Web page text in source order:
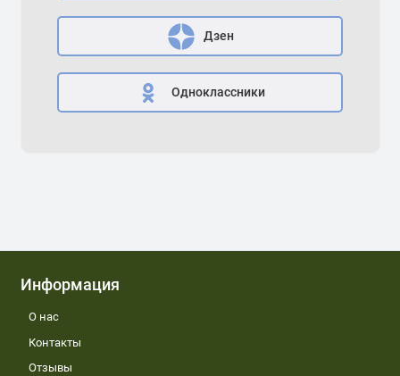
Дзен
Одноклассники
Информация
О нас
Контакты
Отзывы